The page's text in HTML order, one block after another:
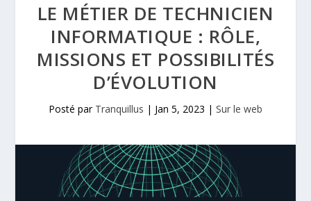
LE MÉTIER DE TECHNICIEN
INFORMATIQUE : RÔLE,
MISSIONS ET POSSIBILITÉS
D’ÉVOLUTION
Posté par Tranquillus | Jan 5, 2023 | Sur le web